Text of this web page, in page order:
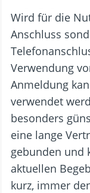
Wird für die
Anschluss
Verwendung
Anmeldung
verwendet
besonders
eine lange
gebunden und
aktuellen
kurz, immer